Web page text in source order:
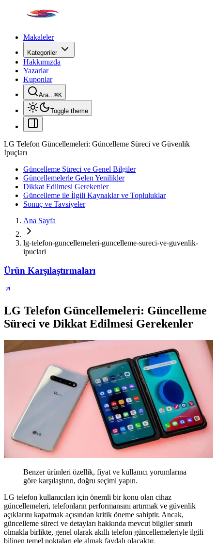
Makaleler
Kategoriler
Hakkımızda
Yazarlar
Kuponlar
Ara...⌘K
Toggle theme
LG Telefon Güncellemeleri: Güncelleme Süreci ve Güvenlik
İpuçları
Güncelleme Süreci ve Genel Bilgiler
Güncellemelerle Gelen Yenilikler
Dikkat Edilmesi Gerekenler
Güncelleme ile İlgili Kaynaklar ve Topluluklar
Sonuç ve Tavsiyeler
Ana Sayfa
lg-telefon-guncellemeleri-guncelleme-sureci-ve-guvenlik-
ipuclari
Ürün Karşılaştırmaları
LG Telefon Güncellemeleri: Güncelleme
Süreci ve Dikkat Edilmesi Gerekenler
Benzer ürünleri özellik, fiyat ve kullanıcı yorumlarına
göre karşılaştırın, doğru seçimi yapın.
LG telefon kullanıcıları için önemli bir konu olan cihaz
güncellemeleri, telefonların performansını artırmak ve güvenlik
açıklarını kapatmak açısından kritik öneme sahiptir. Ancak,
güncelleme süreci ve detayları hakkında mevcut bilgiler sınırlı
olmakla birlikte, genel olarak akıllı telefon güncellemeleriyle ilgili
bilinen temel noktaları ele almak faydalı olacaktır.